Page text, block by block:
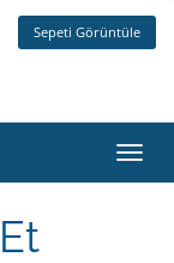
Sepeti Görüntüle